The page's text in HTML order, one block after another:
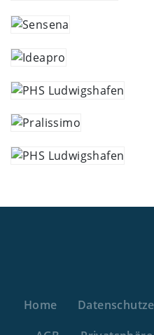
Home